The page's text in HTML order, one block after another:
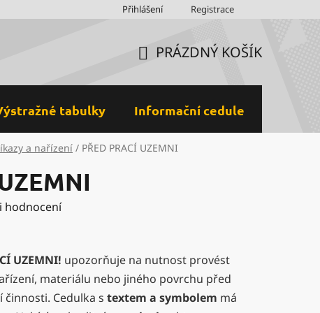
Ochrana osobních údajů a GDPR
Přihlášení Registrace
KOŠÍK
PRÁZDNÝ KOŠÍK
tabulky Informační cedule
a nařízení / PŘED PRACÍ UZEMNI
hodnocení
UZEMNI! upozorňuje na nutnost provést
materiálu nebo jiného povrchu před
Cedulka s textem a symbolem má